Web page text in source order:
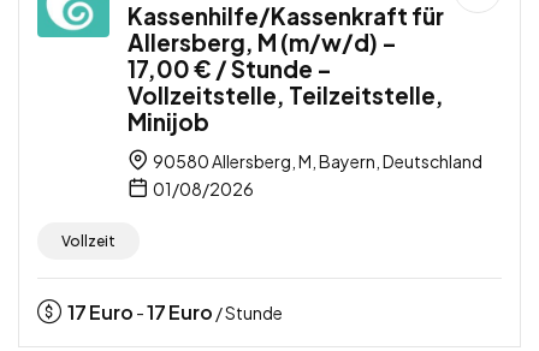
Kassenhilfe/Kassenkraft für
Allersberg, M (m/w/d) –
17,00 € / Stunde –
Vollzeitstelle, Teilzeitstelle,
Minijob
90580 Allersberg, M, Bayern, Deutschland
01/08/2026
Vollzeit
17Euro -17Euro / Stunde